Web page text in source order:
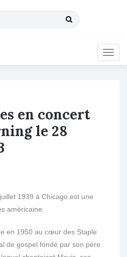
T
o
en concert
le 28
1939 à Chicago est une
américaine.
en 1950 au cœur des Staple
de gospel fondé par son père